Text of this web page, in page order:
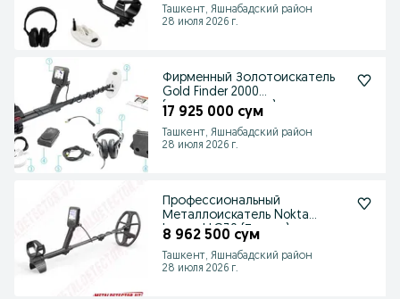
Ташкент, Яшнабадский район
28 июля 2026 г.
Фирменный Золотоискатель
Gold Finder 2000
(металлоискатель)
17 925 000 сум
Ташкент, Яшнабадский район
28 июля 2026 г.
Профессиональный
Металлоискатель Nokta
Legend LG30 (Турция)
8 962 500 сум
Ташкент, Яшнабадский район
28 июля 2026 г.